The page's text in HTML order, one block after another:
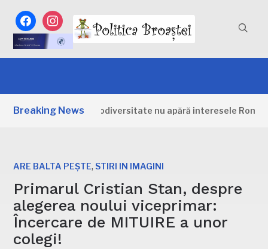
facebookinstagram
Breaking News
pentru biodiversitate nu apără interesele României:
ARE BALTA PEȘTE, STIRI IN IMAGINI
Primarul Cristian Stan, despre
alegerea noului viceprimar:
Încercare de MITUIRE a unor
colegi!